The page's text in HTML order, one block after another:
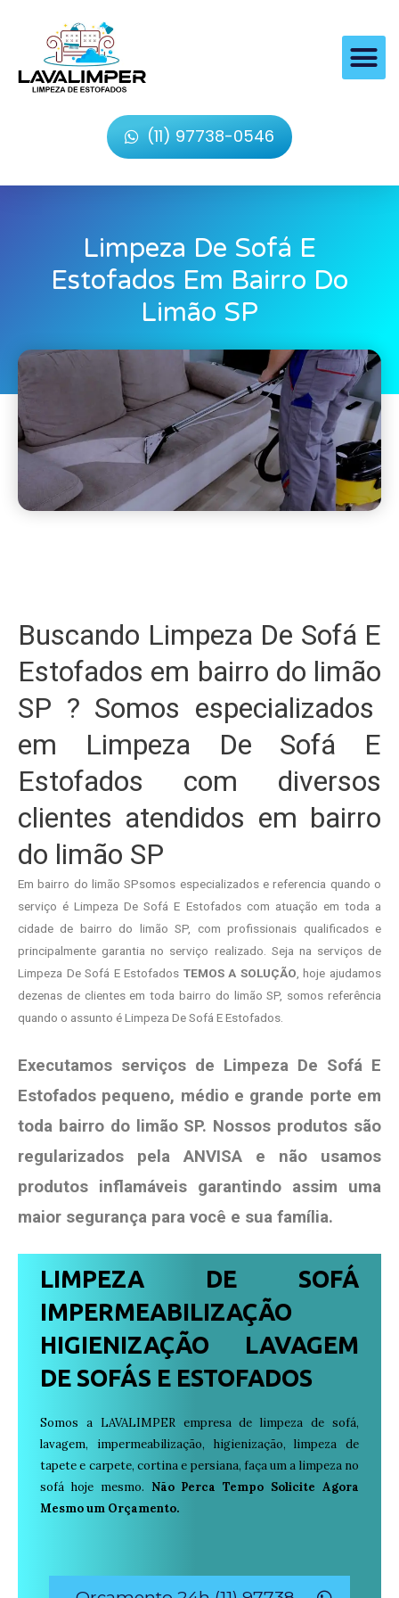
(11) 97738-0546
Limpeza De Sofá E
Estofados Em Bairro Do
Limão SP
Buscando Limpeza De Sofá E
Estofados em bairro do limão
SP ? Somos especializados
em Limpeza De Sofá E
Estofados com diversos
clientes atendidos em bairro
do limão SP
Em bairro do limão SPsomos especializados e referencia quando o
serviço é Limpeza De Sofá E Estofados com atuação em toda a
cidade de bairro do limão SP, com profissionais qualificados e
principalmente garantia no serviço realizado. Seja na serviços de
Limpeza De Sofá E Estofados TEMOS A SOLUÇÃO , hoje ajudamos
dezenas de clientes em toda bairro do limão SP, somos referência
quando o assunto é Limpeza De Sofá E Estofados.
Executamos serviços de Limpeza De Sofá E
Estofados pequeno, médio e grande porte em
toda bairro do limão SP. Nossos produtos são
regularizados pela ANVISA e não usamos
produtos inflamáveis garantindo assim uma
maior segurança para você e sua família.
LIMPEZA DE SOFÁ
IMPERMEABILIZAÇÃO
HIGIENIZAÇÃO LAVAGEM
DE SOFÁS E ESTOFADOS
Somos a LAVALIMPER empresa de limpeza de sofá,
lavagem, impermeabilização, higienização, limpeza de
tapete e carpete, cortina e persiana, faça um a limpeza no
sofá hoje mesmo. Não Perca Tempo Solicite Agora
Mesmo um Orçamento.